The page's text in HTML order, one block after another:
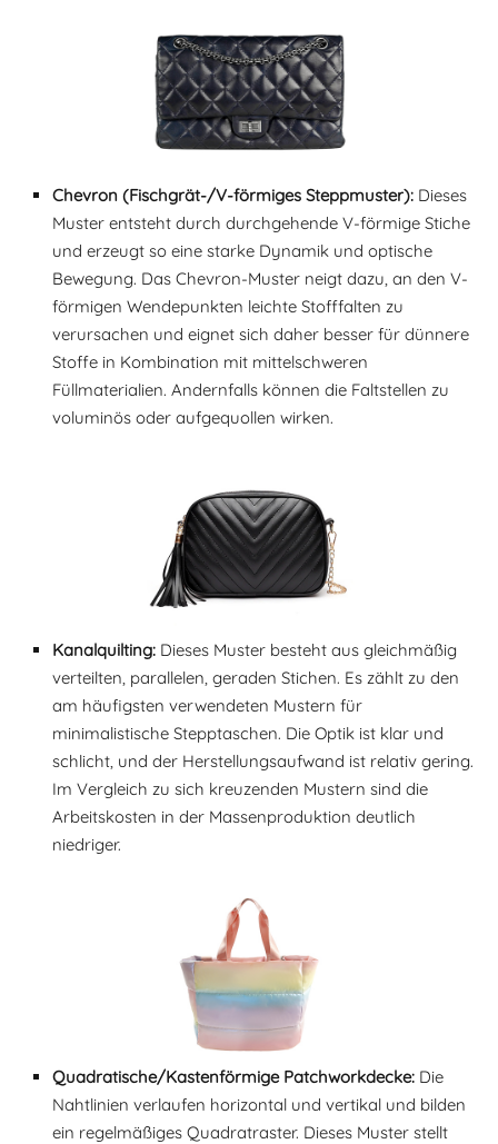
Chevron (Fischgrät-/V-förmiges Steppmuster): Dieses
Muster entsteht durch durchgehende V-förmige Stiche
und erzeugt so eine starke Dynamik und optische
Bewegung. Das Chevron-Muster neigt dazu, an den V-
förmigen Wendepunkten leichte Stofffalten zu
verursachen und eignet sich daher besser für dünnere
Stoffe in Kombination mit mittelschweren
Füllmaterialien. Andernfalls können die Faltstellen zu
voluminös oder aufgequollen wirken.
Kanalquilting: Dieses Muster besteht aus gleichmäßig
verteilten, parallelen, geraden Stichen. Es zählt zu den
am häufigsten verwendeten Mustern für
minimalistische Stepptaschen. Die Optik ist klar und
schlicht, und der Herstellungsaufwand ist relativ gering.
Im Vergleich zu sich kreuzenden Mustern sind die
Arbeitskosten in der Massenproduktion deutlich
niedriger.
Quadratische/Kastenförmige Patchworkdecke: Die
Nahtlinien verlaufen horizontal und vertikal und bilden
ein regelmäßiges Quadratraster. Dieses Muster stellt